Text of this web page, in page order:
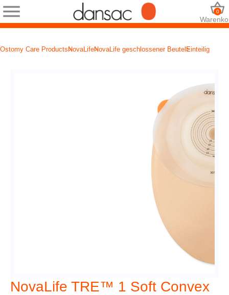
0
Ostomy Care ProductsNovaLifeNovaLife geschlossener Beutel Einteilig
NovaLife TRE™ 1 Soft Convex